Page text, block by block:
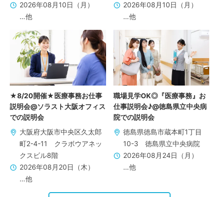
2026年08月10日（月）
…他
2026年08月10日（月）
…他
★8/20開催★医療事務お仕事
説明会@ソラスト大阪オフィス
での説明会
大阪府大阪市中央区久太郎
町2-4-11 クラボウアネッ
クスビル8階
2026年08月20日（木）
…他
職場見学OK◎『医療事務』お
仕事説明会♪@徳島県立中央病
院での説明会
徳島県徳島市蔵本町1丁目
10-3 徳島県立中央病院
2026年08月24日（月）
…他